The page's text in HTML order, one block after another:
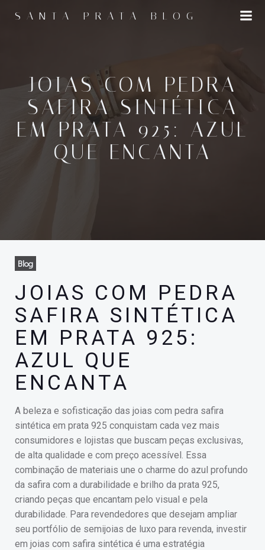
para
SANTA PRATA BLOG
JOIAS COM PEDRA
SAFIRA SINTÉTICA
EM PRATA 925: AZUL
QUE ENCANTA
Blog
JOIAS COM PEDRA
SAFIRA SINTÉTICA
EM PRATA 925:
AZUL QUE
ENCANTA
A beleza e sofisticação das joias com pedra safira
sintética em prata 925 conquistam cada vez mais
consumidores e lojistas que buscam peças exclusivas,
de alta qualidade e com preço acessível. Essa
combinação de materiais une o charme do azul profundo
da safira com a durabilidade e brilho da prata 925,
criando peças que encantam pelo visual e pela
durabilidade. Para revendedores que desejam ampliar
seu portfólio de semijoias de luxo para revenda, investir
em joias com safira sintética é uma estratégia